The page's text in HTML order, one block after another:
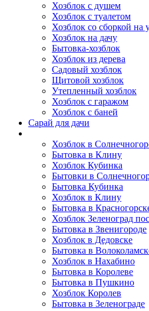
Хозблок с душем
Хозблок с туалетом
Хозблок со сборкой на
Хозблок на дачу
Бытовка-хозблок
Хозблок из дерева
Садовый хозблок
Щитовой хозблок
Утепленный хозблок
Хозблок с гаражом
Хозблок с баней
Сарай для дачи
Хозблок в
Бытовка в Клину
Хозблок Кубинка
Бытовки в
Бытовка Кубинка
Хозблок в Клину
Бытовка в
Хозблок Зеленоград
Бытовка в Звенигороде
Хозблок в Дедовске
Бытовка в
Хозблок в Нахабино
Бытовка в Королеве
Бытовкa в Пушкино
Хозблок Королев
Бытовка в Зеленограде